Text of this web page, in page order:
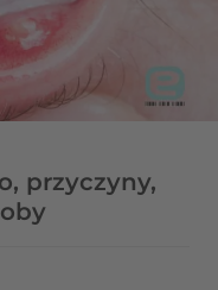
przyczyny,